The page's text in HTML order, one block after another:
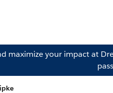
maximize your impact at